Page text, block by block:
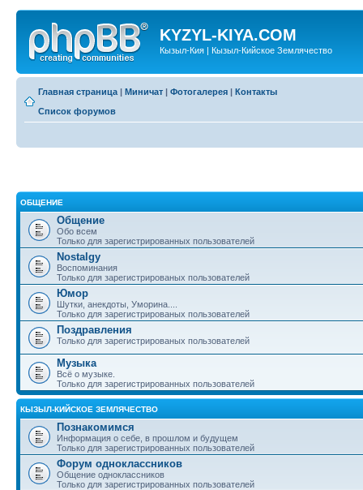
KYZYL-KIYA.COM
Кызыл-Кия | Кызыл-Кийское Землячество
Главная страница | Миничат | Фотогалерея | Контакты
Список форумов
ОБЩЕНИЕ
Общение
Обо всем
Только для зарегистрированных пользователей
Nostalgy
Воспоминания
Только для зарегистрированых пользователей
Юмор
Шутки, анекдоты, Уморина....
Только для зарегистрированых пользователей
Поздравления
Только для зарегистрированых пользователей
Музыка
Всё о музыке.
Только для зарегистрированных пользователей
КЫЗЫЛ-КИЙСКОЕ ЗЕМЛЯЧЕСТВО
Познакомимся
Информация о себе, в прошлом и будущем
Только для зарегистрированных пользователей
Форум одноклассников
Общение одноклассников
Только для зарегистрированных пользователей